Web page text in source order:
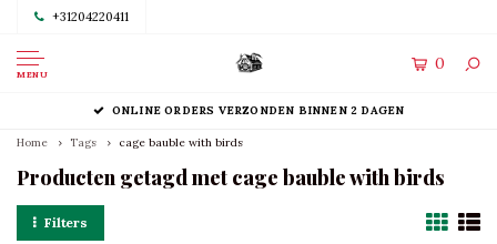
+31204220411
MENU
0
ONLINE ORDERS VERZONDEN BINNEN 2 DAGEN
Home Tags cage bauble with birds
Producten getagd met cage bauble with birds
Filters